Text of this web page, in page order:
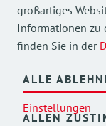
großartiges
Informationen zu
finden Sie in der
ALLE
Einstellungen
ALLEN
Mehr Einblicke
unseren Social